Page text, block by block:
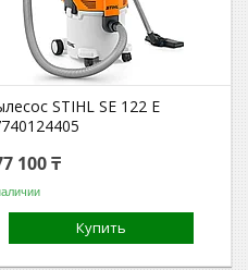
STIHL SE 122 E
100 ₸
Купить